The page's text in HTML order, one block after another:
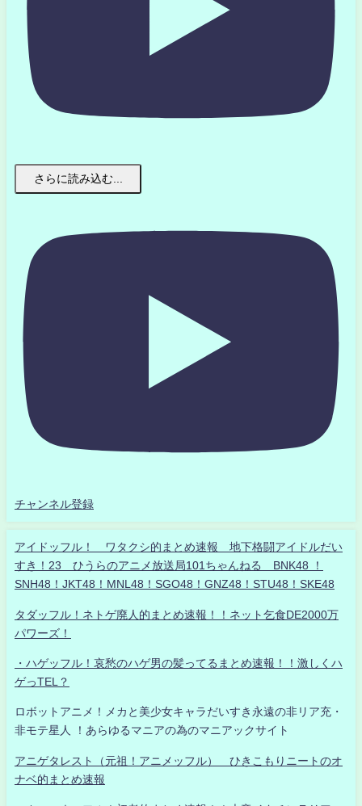
さらに読み込む...
チャンネル登録
アイドッフル！ ワタクシ的まとめ速報 地下格闘アイドルだい
すき！23 ひうらのアニメ放送局101ちゃんねる BNK48 ！
SNH48！JKT48！MNL48！SGO48！GNZ48！STU48！SKE48
タダッフル！ネトゲ廃人的まとめ速報！！ネット乞食DE2000万
パワーズ！
・ハゲッフル！哀愁のハゲ男の髪ってるまとめ速報！！激しくハ
ゲっTEL？
ロボットアニメ！メカと美少女キャラだいすき永遠の非リア充・
非モテ星人 ！あらゆるマニアの為のマニアックサイト
アニゲタレスト（元祖！アニメッフル） ひきこもりニートのオ
ナベ的まとめ速報